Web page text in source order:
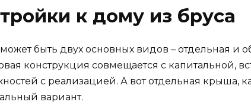
к дому из бруса
быть двух основных видов – отдельная и
конструкция совмещается с капитальной,
с реализацией. А вот отдельная крыша,
вариант.